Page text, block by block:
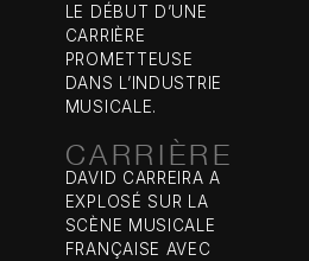
LE DÉBUT D’UNE
CARRIÈRE
PROMETTEUSE
DANS L’INDUSTRIE
MUSICALE.
CARRIÈRE
DAVID CARREIRA A
EXPLOSÉ SUR LA
SCÈNE MUSICALE
FRANÇAISE AVEC